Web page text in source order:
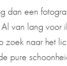
dan een
Al van lang voor
zoek naar het
pure